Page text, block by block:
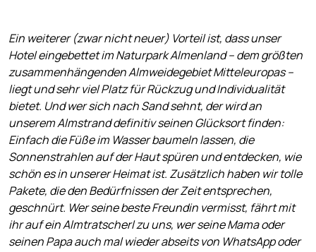
Ein weiterer (zwar nicht neuer) Vorteil ist, dass unser
Hotel eingebettet im Naturpark Almenland – dem größten
zusammenhängenden Almweidegebiet Mitteleuropas –
liegt und sehr viel Platz für Rückzug und Individualität
bietet. Und wer sich nach Sand sehnt, der wird an
unserem Almstrand definitiv seinen Glücksort finden:
Einfach die Füße im Wasser baumeln lassen, die
Sonnenstrahlen auf der Haut spüren und entdecken, wie
schön es in unserer Heimat ist. Zusätzlich haben wir tolle
Pakete, die den Bedürfnissen der Zeit entsprechen,
geschnürt. Wer seine beste Freundin vermisst, fährt mit
ihr auf ein Almtratscherl zu uns, wer seine Mama oder
seinen Papa auch mal wieder abseits von WhatsApp oder